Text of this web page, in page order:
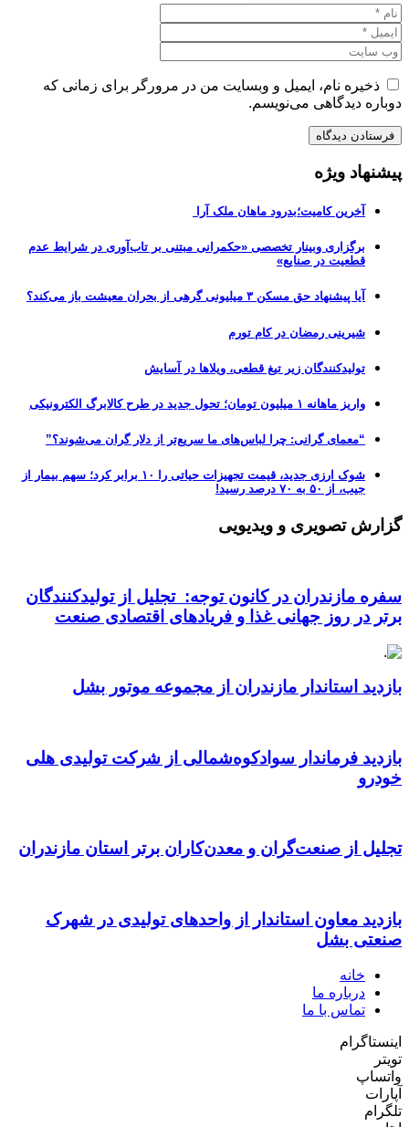
ذخیره نام، ایمیل و وبسایت من در مرورگر برای زمانی که
دوباره دیدگاهی می‌نویسم.
پیشنهاد ویژه
آخرین کامیت؛بدرود ماهان ملک آرا
برگزاری وبینار تخصصی «حکمرانی مبتنی بر تاب‌آوری در شرایط عدم
قطعیت در صنایع»
آیا پیشنهاد حق مسکن ۳ میلیونی گرهی از بحران معیشت باز می‌کند؟
شیرینی رمضان در کام تورم
تولیدکنندگان زیر تیغ قطعی، ویلاها در آسایش
واریز ماهانه ۱ میلیون تومان؛ تحول جدید در طرح کالابرگ الکترونیکی
“معمای گرانی: چرا لباس‌های ما سریع‌تر از دلار گران می‌شوند؟”
شوک ارزی جدید، قیمت تجهیزات حیاتی را ۱۰ برابر کرد؛ سهم بیمار از
جیب، از ۵۰ به ۷۰ درصد رسید!
گزارش تصویری و ویدیویی
سفره مازندران در کانون توجه: تجلیل از تولیدکنندگان
برتر در روز جهانی غذا و فریادهای اقتصادی صنعت
بازدید استاندار مازندران از مجموعه موتور بشل
بازدید فرماندار سوادکوه‌شمالی از شرکت تولیدی هلی
خودرو
تجلیل از صنعت‌گران و معدن‌کاران برتر استان مازندران
بازدید معاون استاندار از واحدهای تولیدی در شهرک
صنعتی بشل
خانه
درباره ما
تماس با ما
اینستاگرام
تویتر
واتساپ
آپارات
تلگرام